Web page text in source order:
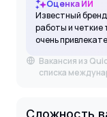
Оценка ИИ
Известный
работы и четкие
очень
Вакансия из
списка
Сложность